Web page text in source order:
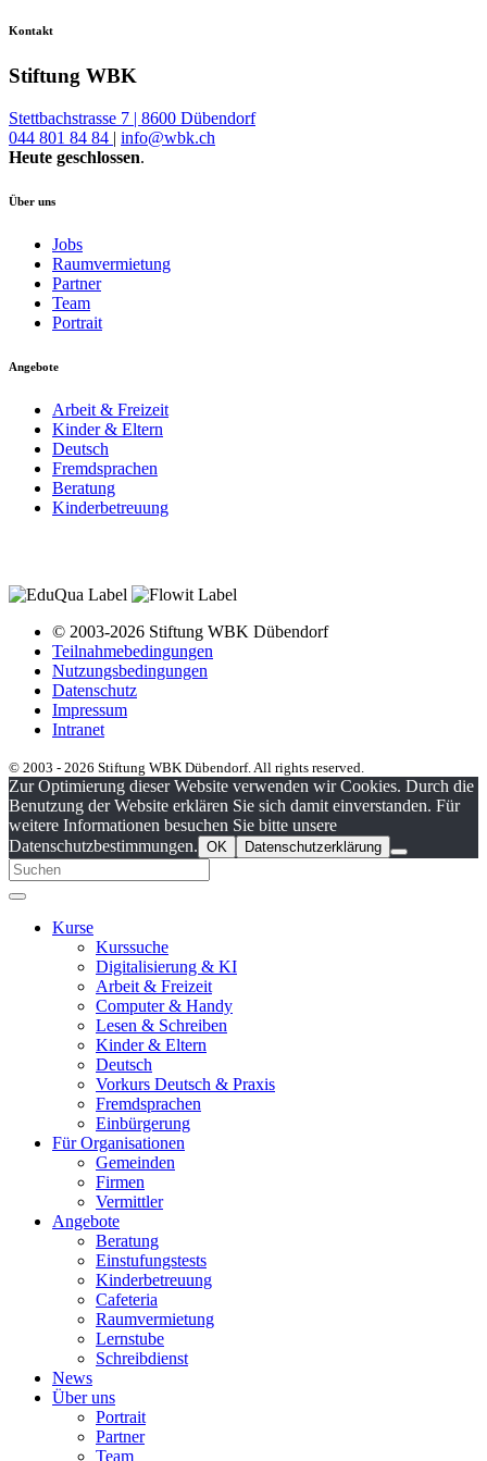
Kontakt
Stiftung WBK
Stettbachstrasse 7 | 8600 Dübendorf
044 801 84 84 | info@wbk.ch
Heute geschlossen.
Über uns
Jobs
Raumvermietung
Partner
Team
Portrait
Angebote
Arbeit & Freizeit
Kinder & Eltern
Deutsch
Fremdsprachen
Beratung
Kinderbetreuung
© 2003-2026 Stiftung WBK Dübendorf
Teilnahmebedingungen
Nutzungsbedingungen
Datenschutz
Impressum
Intranet
© 2003 - 2026 Stiftung WBK Dübendorf. All rights reserved.
Zur Optimierung dieser Website verwenden wir Cookies. Durch die
Benutzung der Website erklären Sie sich damit einverstanden. Für
weitere Informationen besuchen Sie bitte unsere
Datenschutzbestimmungen. OK Datenschutzerklärung
Kurse
Kurssuche
Digitalisierung & KI
Arbeit & Freizeit
Computer & Handy
Lesen & Schreiben
Kinder & Eltern
Deutsch
Vorkurs Deutsch & Praxis
Fremdsprachen
Einbürgerung
Für Organisationen
Gemeinden
Firmen
Vermittler
Angebote
Beratung
Einstufungstests
Kinderbetreuung
Cafeteria
Raumvermietung
Lernstube
Schreibdienst
News
Über uns
Portrait
Partner
Team